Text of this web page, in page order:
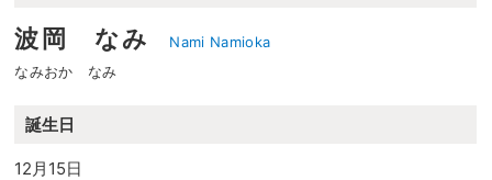
波岡 なみ
Nami Namioka
なみおか なみ
誕生日
12月15日